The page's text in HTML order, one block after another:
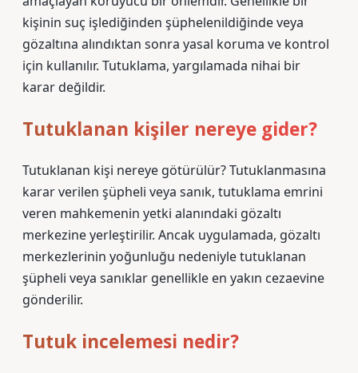
kişinin suç işlediğinden şüphelenildiğinde veya
gözaltına alındıktan sonra yasal koruma ve kontrol
için kullanılır. Tutuklama, yargılamada nihai bir
karar değildir.
Tutuklanan kişiler nereye gider?
Tutuklanan kişi nereye götürülür? Tutuklanmasına
karar verilen şüpheli veya sanık, tutuklama emrini
veren mahkemenin yetki alanındaki gözaltı
merkezine yerleştirilir. Ancak uygulamada, gözaltı
merkezlerinin yoğunluğu nedeniyle tutuklanan
şüpheli veya sanıklar genellikle en yakın cezaevine
gönderilir.
Tutuk incelemesi nedir?